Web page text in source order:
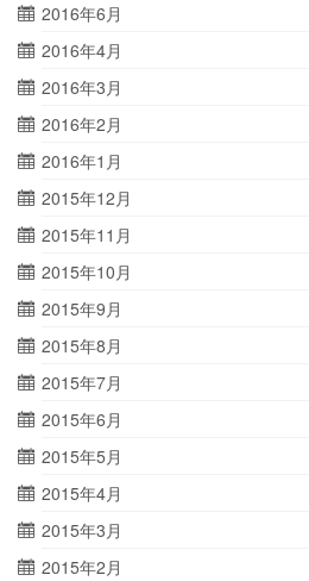
2016年6月
2016年4月
2016年3月
2016年2月
2016年1月
2015年12月
2015年11月
2015年10月
2015年9月
2015年8月
2015年7月
2015年6月
2015年5月
2015年4月
2015年3月
2015年2月